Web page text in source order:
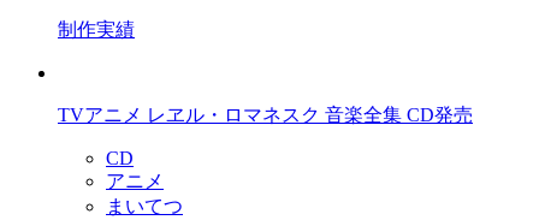
制作実績
TVアニメ レヱル・ロマネスク 音楽全集 CD発売
CD
アニメ
まいてつ